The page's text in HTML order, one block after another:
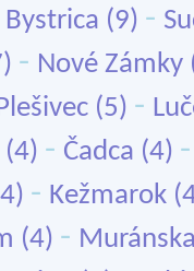
Bystrica (9) -
- Nové Zámky
(5) -
(4) - Čadca (4)
- Kežmarok
(4) -